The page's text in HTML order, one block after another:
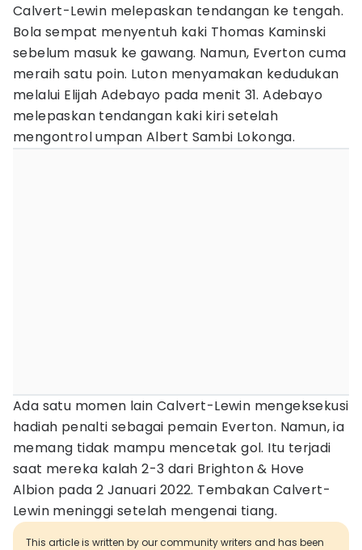
Calvert-Lewin melepaskan tendangan ke tengah.
Bola sempat menyentuh kaki Thomas Kaminski
sebelum masuk ke gawang. Namun, Everton cuma
meraih satu poin. Luton menyamakan kedudukan
melalui Elijah Adebayo pada menit 31. Adebayo
melepaskan tendangan kaki kiri setelah
mengontrol umpan Albert Sambi Lokonga.
Ada satu momen lain Calvert-Lewin mengeksekusi
hadiah penalti sebagai pemain Everton. Namun, ia
memang tidak mampu mencetak gol. Itu terjadi
saat mereka kalah 2-3 dari Brighton & Hove
Albion pada 2 Januari 2022. Tembakan Calvert-
Lewin meninggi setelah mengenai tiang.
This article is written by our community writers and has been